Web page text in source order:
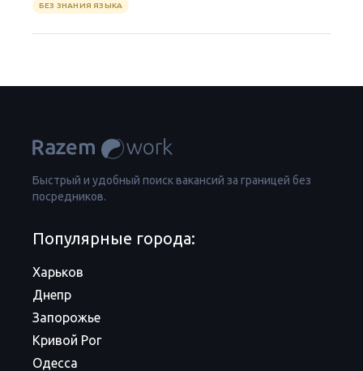
БЕЗ ЗНАНИЯ ЯЗЫКА
Быстрый и удобный поиск вакансий за границей без
посредников.
Популярные города:
Харьков
Днепр
Запорожье
Кривой Рог
Одесса